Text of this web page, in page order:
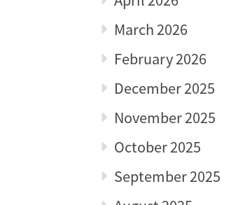
March 2026
February 2026
December 2025
November 2025
October 2025
September 2025